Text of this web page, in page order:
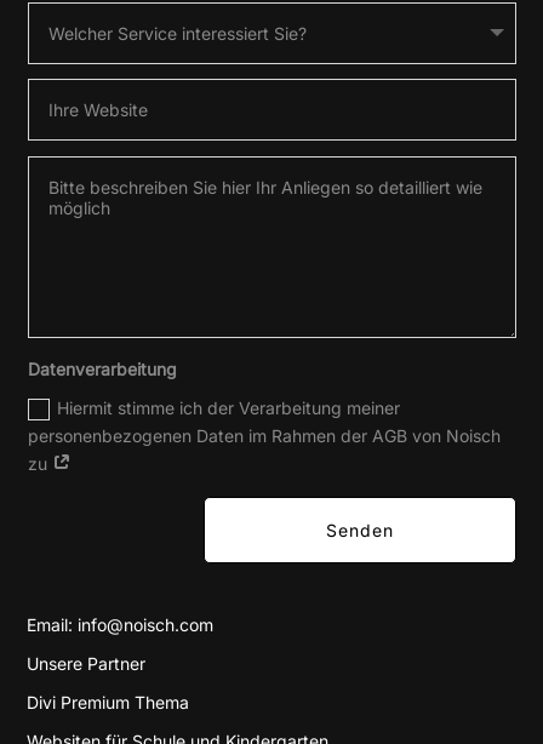
Datenverarbeitung
Hiermit stimme ich der Verarbeitung meiner
personenbezogenen Daten im Rahmen der AGB von Noisch
zu
Senden
Email: info@noisch.com
Unsere Partner
Divi Premium Thema